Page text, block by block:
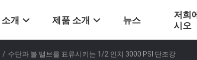
개 제품 소개 뉴스
저희
시오
/ 수단과 볼 밸브를 표류시키는 1/2 인치 3000 PSI 단조강